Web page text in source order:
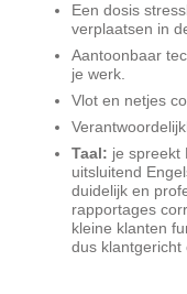
Een dosis
verplaatsen in
Aantoonbaar
je werk.
Vlot en netjes
Taal: je spreekt
uitsluitend
duidelijk en
rapportages
kleine klanten
dus klantgericht